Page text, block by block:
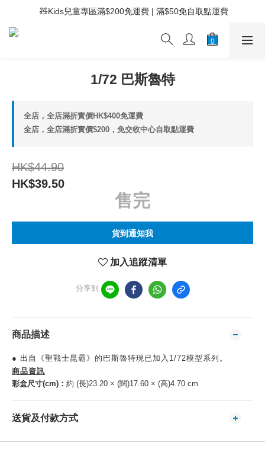
⚡滿$400免運費 | 滿$200免Easy Trade自取點運費
🧸Kids兒童專區滿$200免運費 | 滿$50免自取點運費
⚡滿$400免運費 | 滿$200免Easy Trade自取點運費
1/72 巴斯魯特
全店，全店滿折實價HK$400免運費
全店，全店滿折實價$200，免交收中心自取點運費
HK$44.90
HK$39.50
售完
貨到通知我
加入追蹤清單
分享到
商品描述
● 出自《聖戰士昆霸》的巴斯魯特現已加入1/72模型系列。
商品資訊
彩盒尺寸(cm)： 約 (長)23.20 × (闊)17.60 × (高)4.70 cm
送貨及付款方式